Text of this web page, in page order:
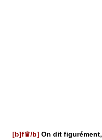
[b]f♛/b] On dit figurément,